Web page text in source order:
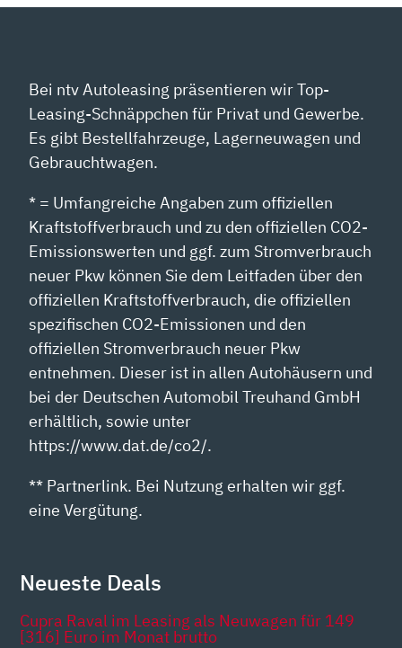
Bei ntv Autoleasing präsentieren wir Top-
Leasing-Schnäppchen für Privat und Gewerbe.
Es gibt Bestellfahrzeuge, Lagerneuwagen und
Gebrauchtwagen.
* = Umfangreiche Angaben zum offiziellen
Kraftstoffverbrauch und zu den offiziellen CO2-
Emissionswerten und ggf. zum Stromverbrauch
neuer Pkw können Sie dem Leitfaden über den
offiziellen Kraftstoffverbrauch, die offiziellen
spezifischen CO2-Emissionen und den
offiziellen Stromverbrauch neuer Pkw
entnehmen. Dieser ist in allen Autohäusern und
bei der Deutschen Automobil Treuhand GmbH
erhältlich, sowie unter
https://www.dat.de/co2/.
** Partnerlink. Bei Nutzung erhalten wir ggf.
eine Vergütung.
Neueste Deals
Cupra Raval im Leasing als Neuwagen für 149
[316] Euro im Monat brutto